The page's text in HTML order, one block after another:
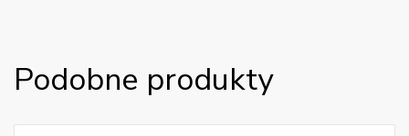
Podobne produkty